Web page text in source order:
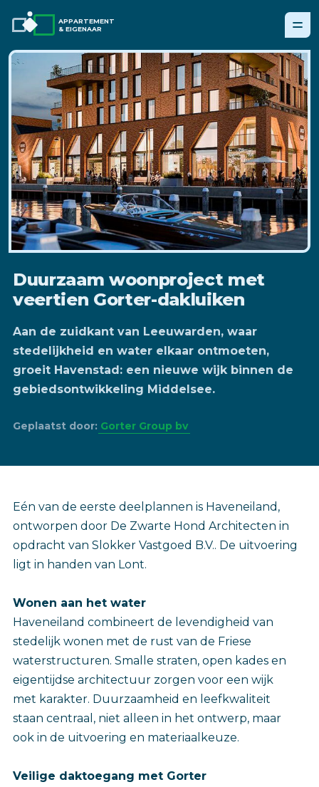
APPARTEMENT
& EIGENAAR
Duurzaam woonproject met
veertien Gorter-dakluiken
Aan de zuidkant van Leeuwarden, waar
stedelijkheid en water elkaar ontmoeten,
groeit Havenstad: een nieuwe wijk binnen de
gebiedsontwikkeling Middelsee.
Geplaatst door: Gorter Group bv
Eén van de eerste deelplannen is Haveneiland,
ontworpen door De Zwarte Hond Architecten in
opdracht van Slokker Vastgoed B.V.. De uitvoering
ligt in handen van Lont.
Wonen aan het water
Haveneiland combineert de levendigheid van
stedelijk wonen met de rust van de Friese
waterstructuren. Smalle straten, open kades en
eigentijdse architectuur zorgen voor een wijk
met karakter. Duurzaamheid en leefkwaliteit
staan centraal, niet alleen in het ontwerp, maar
ook in de uitvoering en materiaalkeuze.
Veilige daktoegang met Gorter